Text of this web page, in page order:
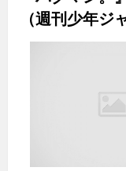
（週刊少年ジ